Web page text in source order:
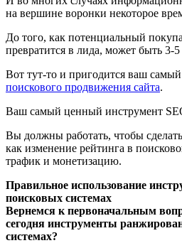
на вершине воронки некоторое
До того, как потенциальный
превратится в лида, может быть 3-
Вот тут-то и пригодится ваш
поискового продвижения сайта.
Ваш самый ценный инструмент
Вы должны работать, чтобы
как изменение рейтинга в
трафик и монетизацию.
Правильное использование
поисковых системах
Вернемся к первоначальным
сегодня инструменты
системах?